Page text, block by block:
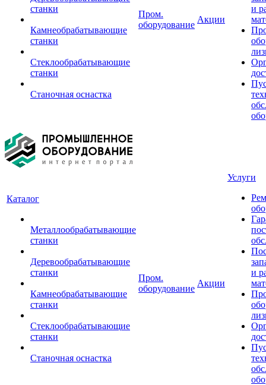
станки
Камнеобрабатывающие
станки
Стеклообрабатывающие
станки
Станочная оснастка
Пром.
оборудование
Акции
и
Каталог
Металлообрабатывающие
станки
Деревообрабатывающие
станки
Камнеобрабатывающие
станки
Стеклообрабатывающие
станки
Станочная оснастка
Пром.
оборудование
Акции
Услуги
и